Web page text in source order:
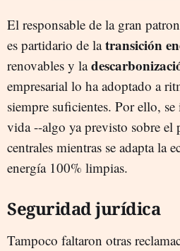
El responsable de la gran
es partidario de latransición
renovables y la
empresarial lo ha adoptado a
siempre suficientes. Por ello,
vida --algo ya previsto sobre el
centrales mientras se adapta la
energía 100% limpias.
Seguridad jurídica
Tampoco faltaron otras